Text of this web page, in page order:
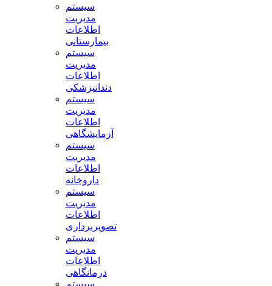
سیستم
مدیریت
اطلاعات
بیمارستانی
سیستم
مدیریت
اطلاعات
دندانپزشکی
سیستم
مدیریت
اطلاعات
آزمایشگاهی
سیستم
مدیریت
اطلاعات
داروخانه
سیستم
مدیریت
اطلاعات
تصویربرداری
سیستم
مدیریت
اطلاعات
درمانگاهی
سیستم